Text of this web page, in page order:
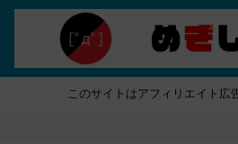
このサイトはアフィリエイト広